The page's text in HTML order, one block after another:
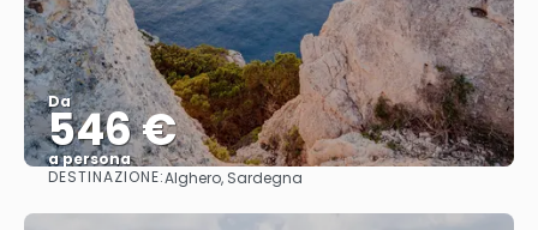
Da
546 €
a persona
Vedere
DESTINAZIONE:Alghero, Sardegna